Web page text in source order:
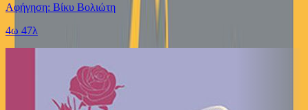
Αφήγηση: Βίκυ Βολιώτη
4ω 47λ